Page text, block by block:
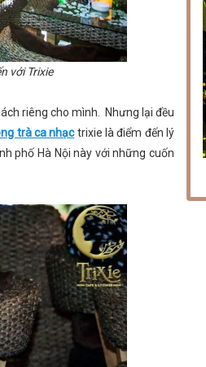
với Trixie
riêng cho mình. Nhưng lại đều
trà ca nhạctrixie là điểm đến lý
phố Hà Nội này với những cuốn